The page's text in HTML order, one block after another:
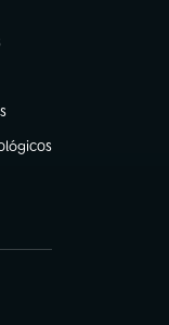
aba)